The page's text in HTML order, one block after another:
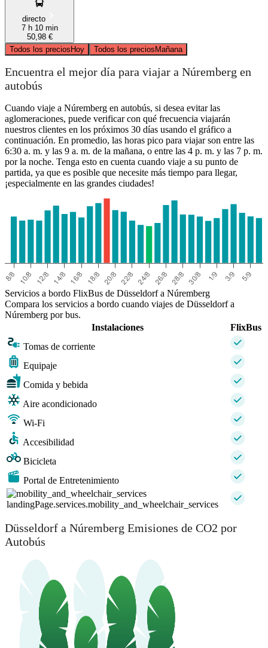
directo
7 h 10 min
50,98 €
Todos los preciosHoy Todos los preciosMañana
Encuentra el mejor día para viajar a Núremberg en
autobús
Cuando viaje a Núremberg en autobús, si desea evitar las
aglomeraciones, puede verificar con qué frecuencia viajarán
nuestros clientes en los próximos 30 días usando el gráfico a
continuación. En promedio, las horas pico para viajar son entre las
6:30 a. m. y las 9 a. m. de la mañana, o entre las 4 p. m. y las 7 p. m.
por la noche. Tenga esto en cuenta cuando viaje a su punto de
partida, ya que es posible que necesite más tiempo para llegar,
¡especialmente en las grandes ciudades!
Servicios a bordo FlixBus de Düsseldorf a Núremberg
Compara los servicios a bordo cuando viajes de Düsseldorf a
Núremberg por bus.
Instalaciones
FlixBus
Tomas de corriente
Equipaje
Comida y bebida
Aire acondicionado
Wi-Fi
Accesibilidad
Bicicleta
Portal de Entretenimiento
landingPage.services.mobility_and_wheelchair_services
Düsseldorf a Núremberg Emisiones de CO2 por
Autobús